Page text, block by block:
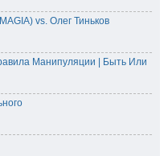
vs. Олег Тиньков
Манипуляции | Быть Или